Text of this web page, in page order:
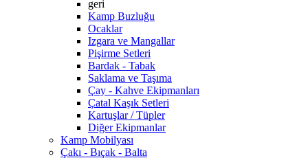
geri
Kamp Buzluğu
Ocaklar
Izgara ve Mangallar
Pişirme Setleri
Bardak - Tabak
Saklama ve Taşıma
Çay - Kahve Ekipmanları
Çatal Kaşık Setleri
Kartuşlar / Tüpler
Diğer Ekipmanlar
Kamp Mobilyası
Çakı - Bıçak - Balta